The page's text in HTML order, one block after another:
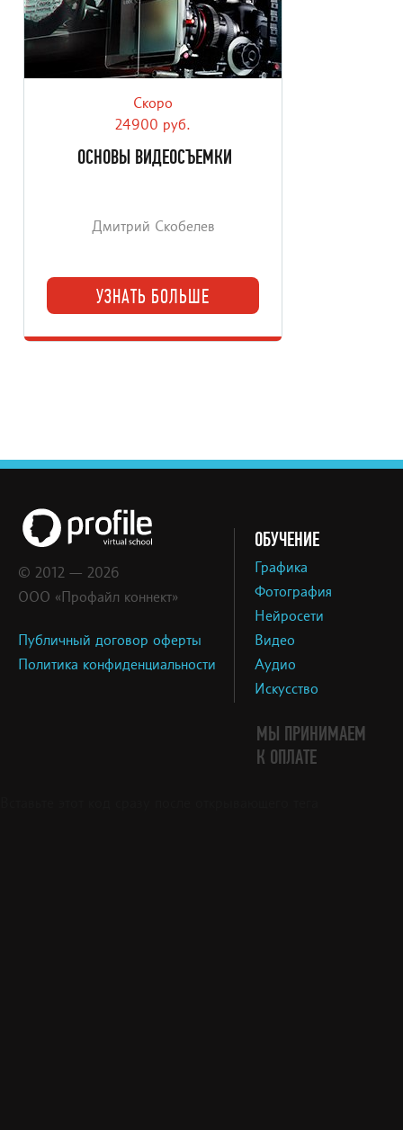
Базовый курс, направленный на
изучение принципов создания
Скоро
24900 руб.
ОСНОВЫ ВИДЕОСЪЕМКИ
Дмитрий Скобелев
УЗНАТЬ БОЛЬШЕ
© 2012 — 2026
ООО «Профайл коннект»
Публичный договор оферты
Политика конфиденциальности
ОБУЧЕНИЕ
Графика
Фотография
Нейросети
Видео
Аудио
Искусство
МЫ ПРИНИМАЕМ
К ОПЛАТЕ